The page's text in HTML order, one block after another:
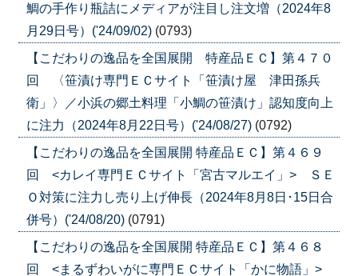
鯛の手作り瓶詰にメディアが注目し注文増（2024年8
月29日号）('24/09/02) (0793)
【こだわりの逸品を全国展開 特産品ＥＣ】第４７０
回 〈笹漬け専門ＥＣサイト「笹漬け屋 津田孫兵
衛」〉／小浜の郷土料理「小鯛の笹漬け」認知度向上
に注力（2024年8月22日号）('24/08/27) (0792)
【こだわりの逸品を全国展開 特産品ＥＣ】第４６９
回 <カレイ専門ＥＣサイト「宮古マルエイ」> ＳＥ
Ｏ対策に注力し売り上げ伸長（2024年8月8日･15日合
併号）('24/08/20) (0791)
【こだわりの逸品を全国展開 特産品ＥＣ】第４６８
回 <まるずわいがに専門ＥＣサイト「かに物語」>